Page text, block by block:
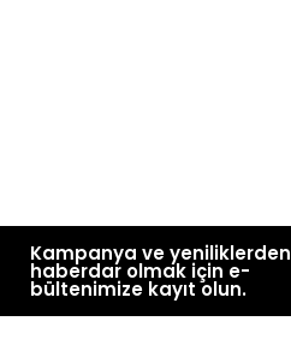
Kampanya ve yeniliklerden
haberdar olmak için e-
bültenimize kayıt olun.